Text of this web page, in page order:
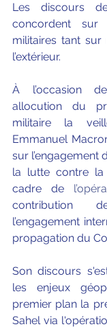
Les discours
concordent sur
militaires tant sur
l’extérieur.
À l’occasion
allocution du
militaire la
Emmanuel
sur l’engagement
la lutte contre la
cadre de
contribution
l’engagement
propagation du
Son discours
les enjeux
premier plan la
Sahel via